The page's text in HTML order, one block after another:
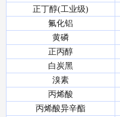
正丁醇(工业级)
氟化铝
黄磷
正丙醇
白炭黑
溴素
丙烯酸
丙烯酸异辛酯